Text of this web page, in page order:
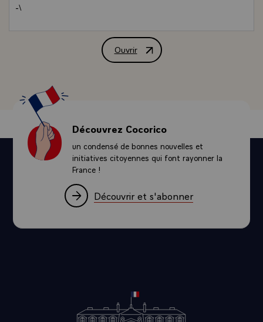
-\
Ouvrir
MESSAGE DU PRESIDENT DE LA
Découvrez Cocorico
un condensé de bonnes nouvelles et
initiatives citoyennes qui font rayonner la
France !
Découvrir et s'abonner